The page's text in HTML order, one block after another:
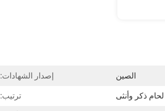
الصين إصدار الشهادات:
لحام ذكر وأنثى ترتيب: